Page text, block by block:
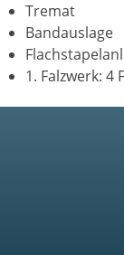
Tremat
Bandauslage
1. Falzwerk: 4